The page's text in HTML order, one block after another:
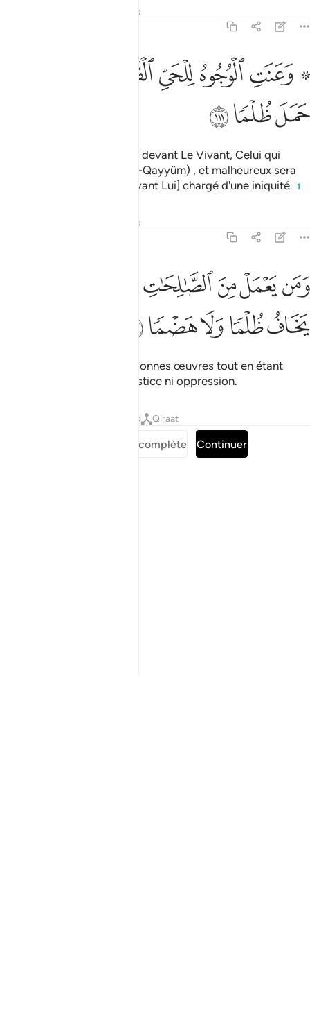
Réflexions
۞ وعنت الوجوه للحي القيوم وقد خاب من حمل ظلما ١١١
۞ وَعَنَتِ ٱلْوُجُوهُ لِلْحَىِّ ٱلْقَيُّومِ ۖ وَقَدْ خَابَ مَنْ حَمَلَ ظُلْمًۭا ١١١
ﲺ ﲻﲼﲽﲾﲿ
ﳃﳄﳅ
Et les visages s'humilieront devant Le Vivant, Celui qui
subsiste par Lui-même ( Al-Qayyûm) , et malheureux sera
celui qui [se présentera devant Lui] chargé d'une iniquité. 1
Réflexions
ومن يعمل من الصالحات وهو مومن فلا يخاف ظلما ولا هضما ١١٢
وَمَن يَعْمَلْ مِنَ ٱلصَّـٰلِحَـٰتِ وَهُوَ مُؤْمِنٌۭ فَلَا يَخَافُ ظُلْمًۭا وَلَا هَضْمًۭا
ﳆﳇﳈﳉ
ﳍﳎﳏﳐﳑ
Et quiconque aura fait de bonnes œuvres tout en étant
croyant, ne craindra ni injustice ni oppression.
Réflexions Qiraat
Lire la Sourate complète Continuer